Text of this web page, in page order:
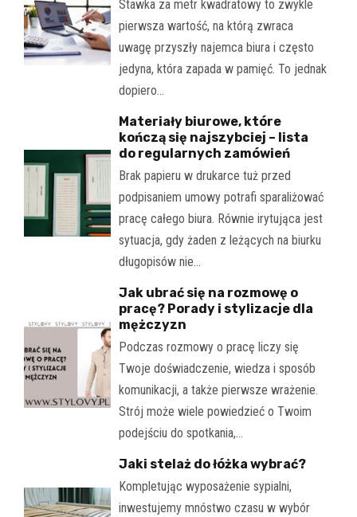
Stawka za metr kwadratowy to zwykle
pierwsza wartość, na którą zwraca
uwagę przyszły najemca biura i często
jedyna, która zapada w pamięć. To jednak
dopiero…
Materiały biurowe, które
kończą się najszybciej – lista
do regularnych zamówień
Brak papieru w drukarce tuż przed
podpisaniem umowy potrafi sparaliżować
pracę całego biura. Równie irytująca jest
sytuacja, gdy żaden z leżących na biurku
długopisów nie…
Jak ubrać się na rozmowę o
pracę? Porady i stylizacje dla
mężczyzn
Podczas rozmowy o pracę liczy się
Twoje doświadczenie, wiedza i sposób
komunikacji, a także pierwsze wrażenie.
Strój może wiele powiedzieć o Twoim
podejściu do spotkania,…
Jaki stelaż do łóżka wybrać?
Kompletując wyposażenie sypialni,
inwestujemy mnóstwo czasu w wybór